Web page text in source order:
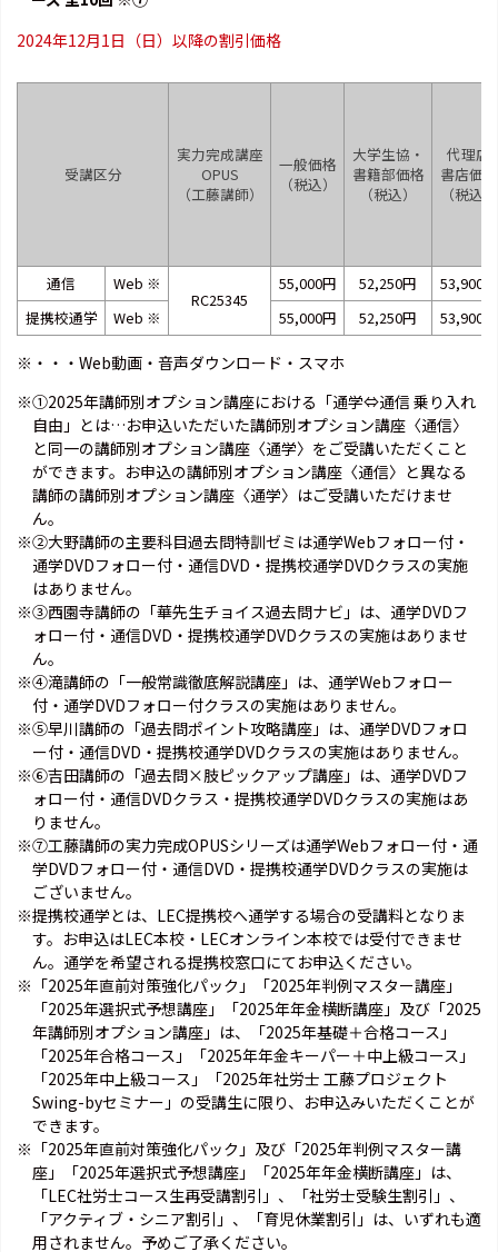
2024年12月1日（日）以降の割引価格
受講区分
実力完成講座
OPUS
（工藤講師）
一般価格
（税込）
大学生協・
書籍部価格
（税込）
代理店
書店価格
（税込）
通信 Web ※
RC25345
55,000円 52,250円
53,900円
提携校通学
Web ※ 55,000円 52,250円 53,900円
※・・・Web動画・音声ダウンロード・スマホ
※①2025年講師別オプション講座における「通学⇔通信 乗り入れ
自由」とは…お申込いただいた講師別オプション講座〈通信〉
と同一の講師別オプション講座〈通学〉をご受講いただくこと
ができます。お申込の講師別オプション講座〈通信〉と異なる
講師の講師別オプション講座〈通学〉はご受講いただけませ
ん。
※②大野講師の主要科目過去問特訓ゼミは通学Webフォロー付・
通学DVDフォロー付・通信DVD・提携校通学DVDクラスの実施
はありません。
※③西園寺講師の「華先生チョイス過去問ナビ」は、通学DVDフ
ォロー付・通信DVD・提携校通学DVDクラスの実施はありませ
ん。
※④滝講師の「一般常識徹底解説講座」は、通学Webフォロー
付・通学DVDフォロー付クラスの実施はありません。
※⑤早川講師の「過去問ポイント攻略講座」は、通学DVDフォロ
ー付・通信DVD・提携校通学DVDクラスの実施はありません。
※⑥吉田講師の「過去問×肢ピックアップ講座」は、通学DVDフ
ォロー付・通信DVDクラス・提携校通学DVDクラスの実施はあ
りません。
※⑦工藤講師の実力完成OPUSシリーズは通学Webフォロー付・通
学DVDフォロー付・通信DVD・提携校通学DVDクラスの実施は
ございません。
※提携校通学とは、LEC提携校へ通学する場合の受講料となりま
す。お申込はLEC本校・LECオンライン本校では受付できませ
ん。通学を希望される提携校窓口にてお申込ください。
※「2025年直前対策強化パック」「2025年判例マスター講座」
「2025年選択式予想講座」「2025年年金横断講座」及び「2025
年講師別オプション講座」は、「2025年基礎＋合格コース」
「2025年合格コース」「2025年年金キーパー＋中上級コース」
「2025年中上級コース」「2025年社労士 工藤プロジェクト
Swing-byセミナー」の受講生に限り、お申込みいただくことが
できます。
※「2025年直前対策強化パック」及び「2025年判例マスター講
座」「2025年選択式予想講座」「2025年年金横断講座」は、
「LEC社労士コース生再受講割引」、「社労士受験生割引」、
「アクティブ・シニア割引」、「育児休業割引」は、いずれも適
用されません。予めご了承ください。